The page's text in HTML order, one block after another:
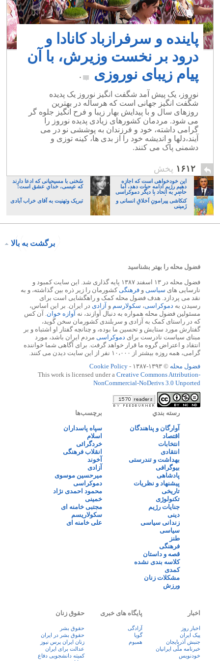
پاینده و سرفرازباد کانادا و
درود بر نخست وزیرش، با آن
پیام زیبای نوروزی
۰
نوروز، یک پیش آمد شگفت انگیز نوروز یک پدیده
شگفت انگیز جهانی است که هرساله در بهترین
روزهای سال و با پیدایش بهار زیبا و فرح انگیز جلوه گر
می شود. مردمان کشورهای زیادی پدیده نوروز را
گرامی داشته، خود و فرزندان به پوششی نو در می
آیند،دلها و اندیشه خود را از بدی ها، کینه توزی و
دشمنی پاک می کنند.
۱۶۱۲ پخش
این خودخواهی است که اجازه
دهیم رژیم ادامه حیات دهد، اما
حاضر به اتحاد با دیگر دموکراسی
خواهان نباشیم!
سُخنی با مسیحیانی که ادعا دارند
که عیسی، خدایِ عشق است!
کنکاشی پیرامونِ اَخلاقِ انسانی و
زَمینی
تبریک وتهنیت به آقای خراب آبادی
برگشت به بالا
فضول محله را بهتر بشناسید
فضول محله در ۱۳ اسفند ۱۳۸۷ پایه گذاری شد. این سایت کمبود و
نارسایی های سیاسی و فرهنگیکشورمان را زیر ذره بین گذاشته، و به
نقد می پردازد. هدف فضول محله کمک و راهگشایی است برای
رسیدن به دموکراسی، سکولارسم و آزادی در ایران. بر این اساس،
مسئولین فضول محله همواره به دنبال آوازند، نه آوازه خوان. آن کس
که در راستای کمک به آزادی و سربلندی کشورمان سخن گوید،
گفتارش مورد ستایش و تحسین ما بوده، و چنانچه گفتار او اشتباه و بر
مبنای سیاست نادرست برای دموکراسی مردم ایران باشد، مورد
انتقاد و اعتراض گروه ما قرار خواهد گرفت. برای آگاهی شما خواننده
گرامی، همه روزه بیشتر از ۱۰،۰۰۰ نفر از این سایت دیدن می کنند.
فضول محله © ۱۳۹۳-۱۳۸۷ -
Cookie Policy
This work is licensed under a Creative Commons Attribution-
NonCommercial-NoDerivs 3.0 Unported
رسته بندي
آوارگان و پناهندگان
اقتصاد
انتخابات
انتقادی
بهداشت و تندرستی
بیوگرافی
پادشاهی
پیشنهاد و نظریات
تاریخی
تکنولوژی
جنایات رژیم
دینی
زندانی سیاسی
سیاسی
طنز
فرهنگی
قصه و داستان
کلاسه بندی نشده
کمدی
مشکلات زنان
ورزش
برچسب‌ها
سپاه پاسداران
اسلام
خردگرائی
انقلاب فرهنگی
آخوند
آزادی
میرحسین موسوی
دموکراسی
محمود احمدی نژاد
خمینی
مجتبی خامنه ای
سکولاریسم
علی خامنه ای
اخبار
اخبار روز
پيک ايران
جنبش آذربایجان
خبرنامه ملّی ایرانیان
خودنویس
پایگاه های خبری
آزادگی
گویا
همبوم
حقوق زنان
حقوق بشر
حقوق بشر در ایران
زنان ايران پرس نيوز
عدالت برای ایران
کمیته دانشجویی دفاع